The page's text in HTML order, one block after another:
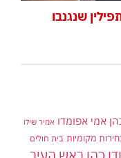
שנגנבו
אמי אפומדו אמיר שילו
מקומיות בית חולים